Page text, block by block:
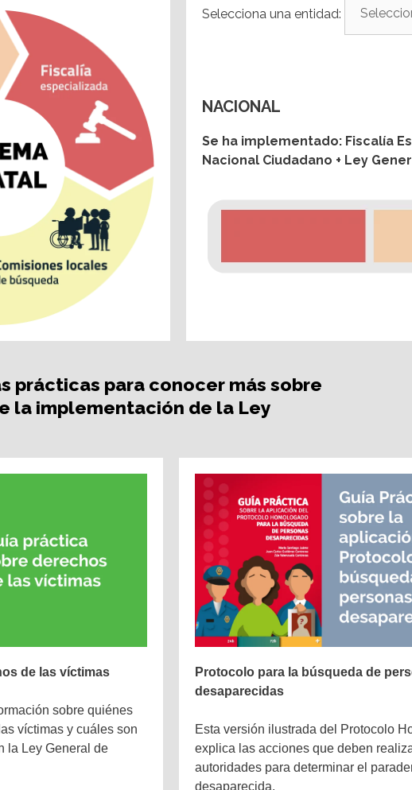
Selecciona una entidad:
NACIONAL
Se ha implementado: Fiscalía
Nacional Ciudadano + Ley
prácticas para conocer más sobre
la implementación de la Ley
de las víctimas
sobre quiénes
víctimas y cuáles son
la Ley General de
Protocolo para la búsqueda de
desaparecidas
Esta versión ilustrada del Protocolo
explica las acciones que deben
autoridades para determinar el
desaparecida.